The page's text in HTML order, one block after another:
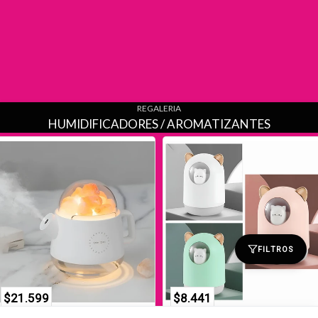
FILTROS
REGALERIA
HUMIDIFICADORES / AROMATIZANTES
$21.599 $8.441